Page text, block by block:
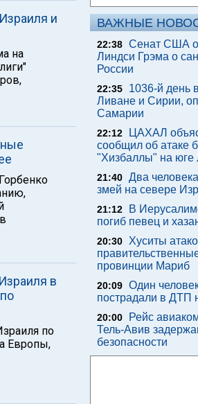
и
на
в
по
Европы,
ВАЖНЫЕ
22:38 Сенат США
Линдси Грэма о
России
22:35
1036-й день
Ливане и Сирии,
Самарии
22:12
ЦАХАЛ
сообщил об атаке
"Хизбаллы" на юге
21:40 Два
змей на севере
21:12
В
погиб певец и
20:30
Хуситы
провинции Мариб
20:09 Один
пострадали в ДТП
20:00
Рейс
Тель-Авив
безопасности